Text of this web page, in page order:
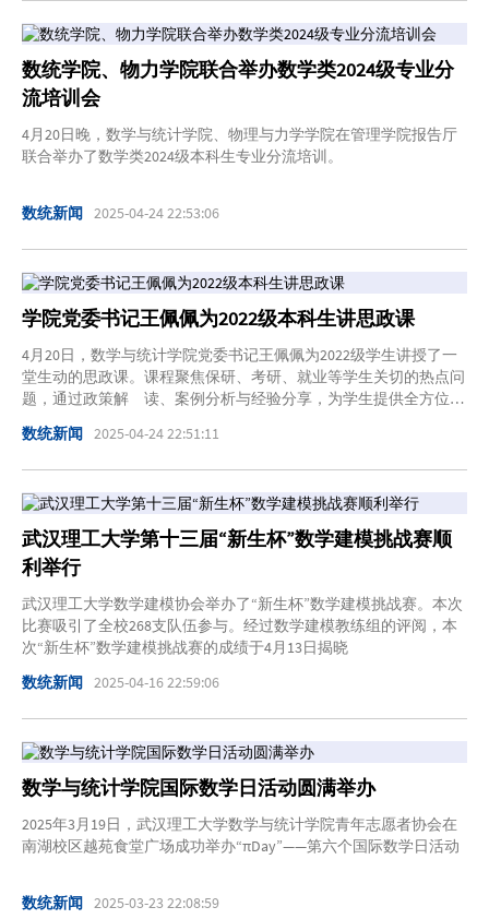
数统学院、物力学院联合举办数学类2024级专业分
流培训会
4月20日晚，数学与统计学院、物理与力学学院在管理学院报告厅
联合举办了数学类2024级本科生专业分流培训。
数统新闻 2025-04-24 22:53:06
学院党委书记王佩佩为2022级本科生讲思政课
4月20日，数学与统计学院党委书记王佩佩为2022级学生讲授了一
堂生动的思政课。课程聚焦保研、考研、就业等学生关切的热点问
题，通过政策解 读、案例分析与经验分享，为学生提供全方位指
数统新闻 2025-04-24 22:51:11
武汉理工大学第十三届“新生杯”数学建模挑战赛顺
利举行
武汉理工大学数学建模协会举办了“新生杯”数学建模挑战赛。本次
比赛吸引了全校268支队伍参与。经过数学建模教练组的评阅，本
次“新生杯”数学建模挑战赛的成绩于4月13日揭晓
数统新闻 2025-04-16 22:59:06
数学与统计学院国际数学日活动圆满举办
2025年3月19日，武汉理工大学数学与统计学院青年志愿者协会在
南湖校区越苑食堂广场成功举办“πDay”——第六个国际数学日活动
数统新闻 2025-03-23 22:08:59